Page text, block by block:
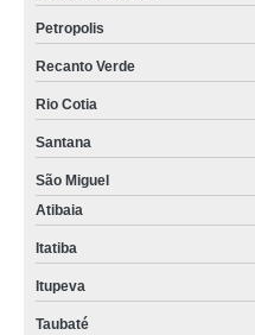
Petropolis
Recanto Verde
Rio Cotia
Santana
São Miguel
Atibaia
Itatiba
Itupeva
Taubaté